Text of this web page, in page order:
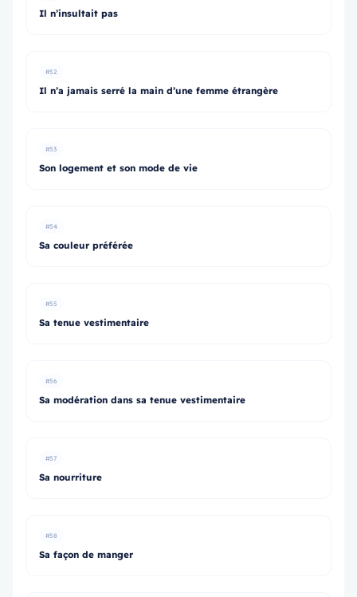
Il n’insultait pas
#52
Il n’a jamais serré la main d’une femme étrangère
#53
Son logement et son mode de vie
#54
Sa couleur préférée
#55
Sa tenue vestimentaire
#56
Sa modération dans sa tenue vestimentaire
#57
Sa nourriture
#58
Sa façon de manger